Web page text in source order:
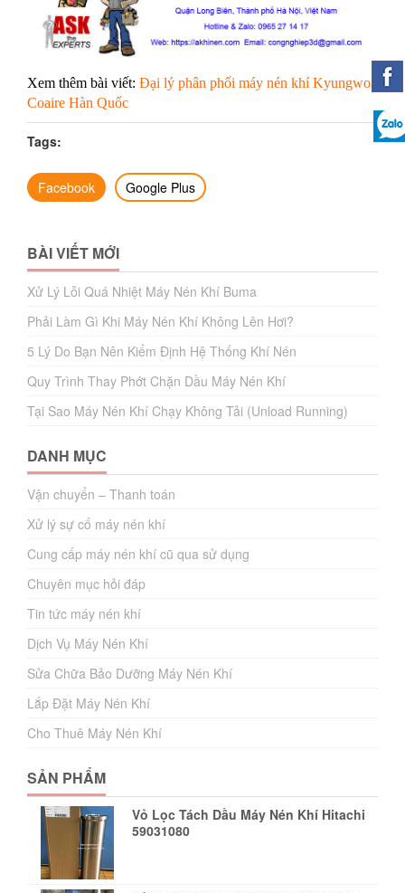
Xem thêm bài viết: Đại lý phân phối máy nén khí Kyungwon
Coaire Hàn Quốc
Tags:
Facebook Google Plus
BÀI VIẾT MỚI
Xử Lý Lỗi Quá Nhiệt Máy Nén Khí Buma
Phải Làm Gì Khi Máy Nén Khí Không Lên Hơi?
5 Lý Do Bạn Nên Kiểm Định Hệ Thống Khí Nén
Quy Trình Thay Phớt Chặn Dầu Máy Nén Khí
Tại Sao Máy Nén Khí Chạy Không Tải (Unload Running)
DANH MỤC
Vận chuyển – Thanh toán
Xử lý sự cố máy nén khí
Cung cấp máy nén khí cũ qua sử dụng
Chuyên mục hỏi đáp
Tin tức máy nén khí
Dịch Vụ Máy Nén Khí
Sửa Chữa Bảo Dưỡng Máy Nén Khí
Lắp Đặt Máy Nén Khí
Cho Thuê Máy Nén Khí
SẢN PHẨM
Vỏ Lọc Tách Dầu Máy Nén Khí Hitachi
59031080